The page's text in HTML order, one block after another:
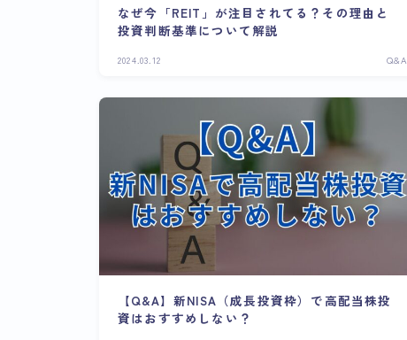
なぜ今「REIT」が注目されてる？その理由と
投資判断基準について解説
2024.03.12 Q&A
【Q&A】新NISA（成長投資枠）で高配当株投
資はおすすめしない？